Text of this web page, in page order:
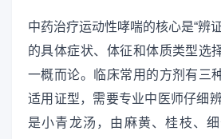
中药治疗运动性哮喘的核心是“辨
的具体症状、体征和体质类型选
一概而论。临床常用的方剂有三
适用证型，需要专业中医师仔细
是小青龙汤，由麻黄、桂枝、